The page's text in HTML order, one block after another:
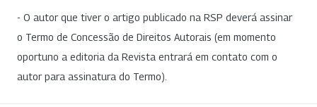
- O autor que tiver o artigo publicado na RSP deverá assinar
o Termo de Concessão de Direitos Autorais (em momento
oportuno a editoria da Revista entrará em contato com o
autor para assinatura do Termo).